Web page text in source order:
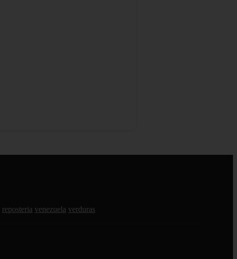
reposteria venezuela verduras